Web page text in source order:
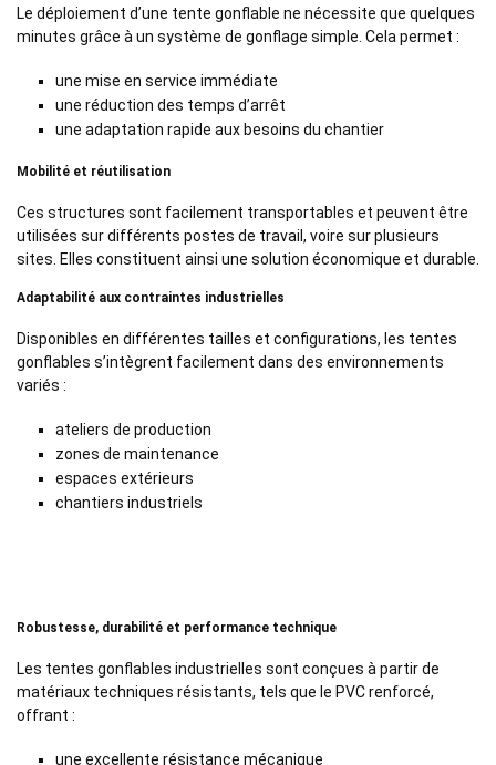
Le déploiement d’une tente gonflable ne nécessite que quelques
minutes grâce à un système de gonflage simple. Cela permet :
une mise en service immédiate
une réduction des temps d’arrêt
une adaptation rapide aux besoins du chantier
Mobilité et réutilisation
Ces structures sont facilement transportables et peuvent être
utilisées sur différents postes de travail, voire sur plusieurs
sites. Elles constituent ainsi une solution économique et durable.
Adaptabilité aux contraintes industrielles
Disponibles en différentes tailles et configurations, les tentes
gonflables s’intègrent facilement dans des environnements
variés :
ateliers de production
zones de maintenance
espaces extérieurs
chantiers industriels
Robustesse, durabilité et performance technique
Les tentes gonflables industrielles sont conçues à partir de
matériaux techniques résistants, tels que le PVC renforcé,
offrant :
une excellente résistance mécanique